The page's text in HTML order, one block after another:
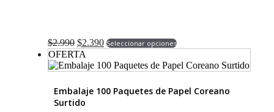
$2.990
El
precio
original
era:
$2.390
El
precio
es:
Seleccionar opcionesproducto
múltiples
Las
OFERTA
Embalaje 100 Paquetes de Papel Coreano
Surtido